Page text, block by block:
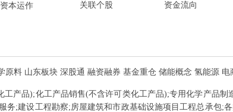
资本运作 关联个股 资金流向
原料 山东板块 深股通 融资融券 基金重仓 储能概念 氢能源
工产品);化工产品销售(不含许可类化工产品);专用化学产品
务;建设工程勘察;房屋建筑和市政基础设施项目工程总承包;